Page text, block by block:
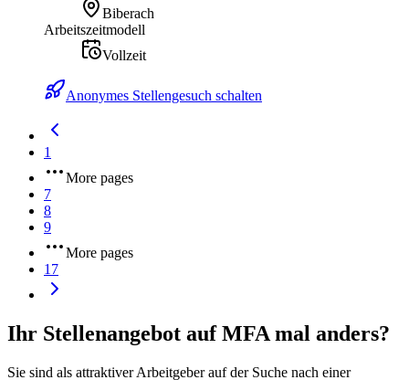
Biberach
Arbeitszeitmodell
Vollzeit
Anonymes Stellengesuch schalten
1
More pages
7
8
9
More pages
17
Ihr Stellenangebot auf MFA mal anders?
Sie sind als attraktiver Arbeitgeber auf der Suche nach einer